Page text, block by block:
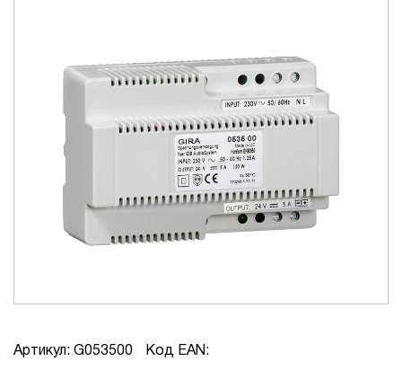
Артикул: G053500 Код EAN: